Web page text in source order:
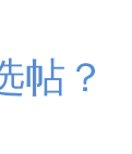
帖？